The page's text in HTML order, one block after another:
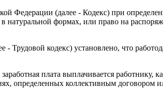
Федерации (далее - Кодекс) при
натуральной формах, или право на
- Трудовой кодекс) установлено, что
плата выплачивается
определенных коллективным договором